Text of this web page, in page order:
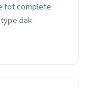
tot complete
dak.